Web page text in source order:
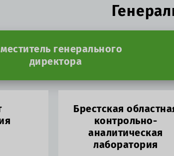
генерального
директора
Брестская
контрольно-
аналитическая
лаборатория